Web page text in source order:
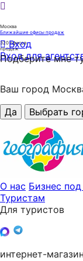
Москва
Ближайшие офисы продаж
320офисов
продаж
Вход
Вход для
Подберите мне
Ваш город
Да
Выбрать
О нас Бизнес
Туристам
Для туристов
интернет-магазин